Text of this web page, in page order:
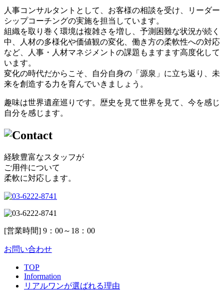
人事コンサルタントとして、お客様の相談を受け、リーダー
シップコーチングの実施を担当しています。
組織を取り巻く環境は複雑さを増し、予測困難な状況が続く
中、人材の多様化や価値観の変化、働き方の柔軟性への対応
など、人事・人材マネジメントの課題もますます高度化して
います。
変化の時代だからこそ、自分自身の「源泉」に立ち返り、未
来を創造する力を育んでいきましょう。
趣味は世界遺産巡りです。歴史を見て世界を見て、今を感じ
自分を感じます。
経験豊富なスタッフが
ご用件について
柔軟に対応します。
[営業時間] 9：00～18：00
お問い合わせ
TOP
Information
リアルワンが選ばれる理由